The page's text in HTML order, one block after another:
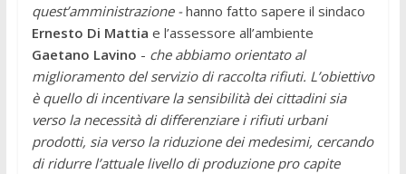
quest’amministrazione -hanno fatto sapere il sindaco
Ernesto Di Mattia e l’assessore all’ambiente
Gaetano Lavino - che abbiamo orientato al
miglioramento del servizio di raccolta rifiuti. L’obiettivo
è quello di incentivare la sensibilità dei cittadini sia
verso la necessità di differenziare i rifiuti urbani
prodotti, sia verso la riduzione dei medesimi, cercando
di ridurre l’attuale livello di produzione pro capite